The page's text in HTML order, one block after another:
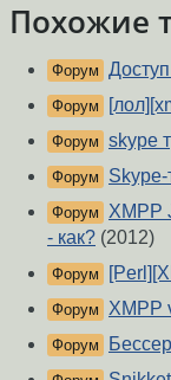
Похожие
Форум
Форум
Форум skype
Форум
Форум
XMPP
- как? (2012)
Форум
Форум XMPP
Форум